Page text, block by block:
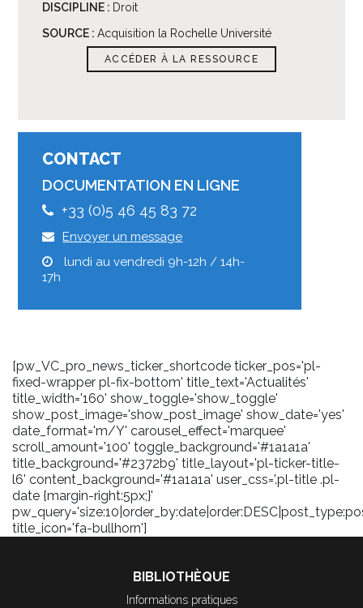
DISCIPLINE : Droit
SOURCE :Acquisition la Rochelle Université
ACCÉDER À LA RESSOURCE
CONTACT
DOCUMENTATION EN LIGNE
+33 (0)5 46 45 83 72
Envoyer un message
lundi au vendredi 9h-12h / 14h-
17h
[pw_VC_pro_news_ticker_shortcode ticker_pos='pl-
fixed-wrapper pl-fix-bottom' title_text='Actualités'
title_width='160' show_toggle='show_toggle'
show_post_image='show_post_image' show_date='yes'
date_format='m/Y' carousel_effect='marquee'
scroll_amount='100' toggle_background='#1a1a1a'
title_background='#2372b9' title_layout='pl-ticker-title-
l6' content_background='#1a1a1a' user_css='.pl-title .pl-
date {margin-right:5px;}'
title_icon='fa-bullhorn']
BIBLIOTHÈQUE
Informations pratiques